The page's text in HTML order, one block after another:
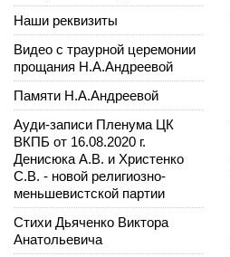
Наши реквизиты
Видео с траурной церемонии
прощания Н.А.Андреевой
Памяти Н.А.Андреевой
Ауди-записи Пленума ЦК
ВКПБ от 16.08.2020 г.
Денисюка А.В. и Христенко
С.В. - новой религиозно-
меньшевистской партии
Стихи Дьяченко Виктора
Анатольевича